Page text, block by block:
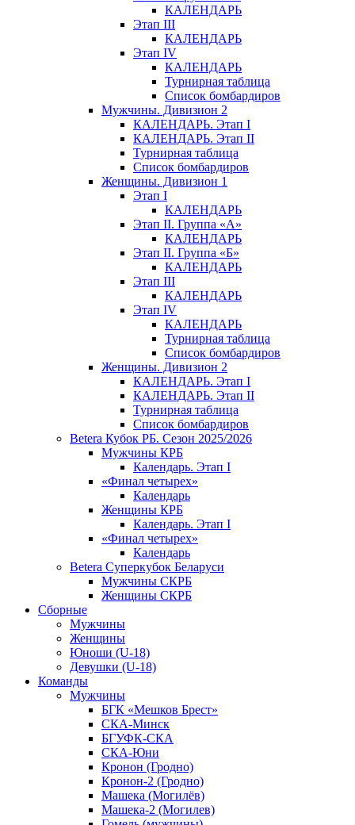
КАЛЕНДАРЬ
Этап III
КАЛЕНДАРЬ
Этап IV
КАЛЕНДАРЬ
Турнирная таблица
Список бомбардиров
Мужчины. Дивизион 2
КАЛЕНДАРЬ. Этап I
КАЛЕНДАРЬ. Этап II
Турнирная таблица
Список бомбардиров
Женщины. Дивизион 1
Этап I
КАЛЕНДАРЬ
Этап II. Группа «А»
КАЛЕНДАРЬ
Этап II. Группа «Б»
КАЛЕНДАРЬ
Этап III
КАЛЕНДАРЬ
Этап IV
КАЛЕНДАРЬ
Турнирная таблица
Список бомбардиров
Женщины. Дивизион 2
КАЛЕНДАРЬ. Этап I
КАЛЕНДАРЬ. Этап II
Турнирная таблица
Список бомбардиров
Betera Кубок РБ. Сезон 2025/2026
Мужчины КРБ
Календарь. Этап I
«Финал четырех»
Календарь
Женщины КРБ
Календарь. Этап I
«Финал четырех»
Календарь
Betera Суперкубок Беларуси
Мужчины СКРБ
Женщины СКРБ
Сборные
Мужчины
Женщины
Юноши (U-18)
Девушки (U-18)
Команды
Мужчины
БГК «Мешков Брест»
СКА-Минск
БГУФК-СКА
СКА-Юни
Кронон (Гродно)
Кронон-2 (Гродно)
Машека (Могилёв)
Машека-2 (Могилев)